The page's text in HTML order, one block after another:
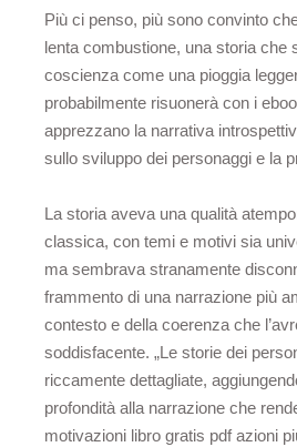
Più ci penso, più sono convinto
lenta combustione, una storia che
coscienza come una pioggia
probabilmente risuonerà con i
apprezzano la narrativa
sullo sviluppo dei personaggi e la
La storia aveva una qualità
classica, con temi e motivi sia
ma sembrava stranamente
frammento di una narrazione più
contesto e della coerenza che
soddisfacente. „Le storie dei
riccamente dettagliate,
profondità alla narrazione che
motivazioni libro gratis pdf azioni